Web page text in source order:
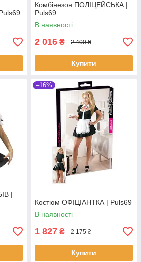
Комбінезон ПОЛІЦЕЙСЬКА |
Puls69
В наявності
2 016 ₴ 2 400 ₴
Купити
|
–16%
Костюм ОФІЦІАНТКА | Puls69
В наявності
1 827 ₴ 2 175 ₴
Купити